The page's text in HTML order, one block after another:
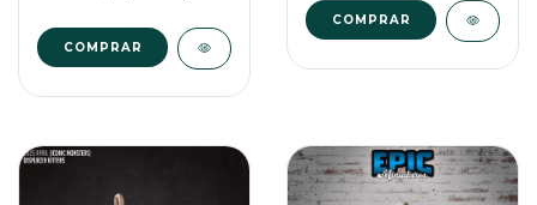
COMPRAR
COMPRAR